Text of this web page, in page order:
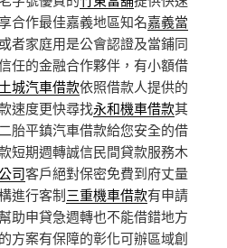
合作最佳嘉義地區知名嘉義當
者家庭用是公會認證及當鋪同
任的金融合作夥伴，有小額借
土城汽車借款依照借款人提供的
速度更快尋找永和機車借款其
胎平鎮汽車借款給您安全的借
短期週轉誠信民間貸款服務木
司客戶絕對保密免費到府丈量
進行客制三重機車借款有申請
助申貸急週轉也不能借錯地方
方案有保障的彰化可辦區域創